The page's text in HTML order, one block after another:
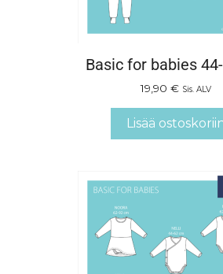
Basic for babies
19,90 € Sis. ALV
Lisää